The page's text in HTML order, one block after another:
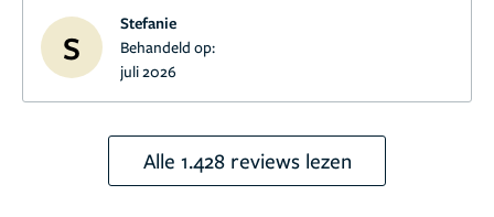
S
Stefanie
Behandeld op:
juli 2026
Alle 1.428 reviews lezen